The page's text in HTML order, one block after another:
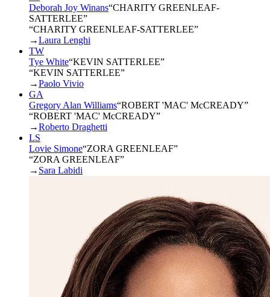
Deborah Joy Winans“CHARITY GREENLEAF-
SATTERLEE”
“CHARITY GREENLEAF-SATTERLEE”
→Laura Lenghi
TW
Tye White“KEVIN SATTERLEE”
“KEVIN SATTERLEE”
→Paolo Vivio
GA
Gregory Alan Williams“ROBERT 'MAC' McCREADY”
“ROBERT 'MAC' McCREADY”
→Roberto Draghetti
LS
Lovie Simone“ZORA GREENLEAF”
“ZORA GREENLEAF”
→ Sara Labidi